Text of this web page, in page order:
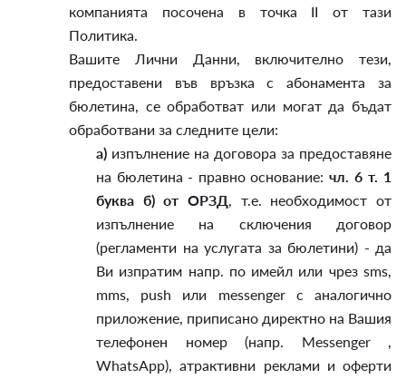
компанията посочена в точка II от тази
Политика.
Вашите Лични Данни, включително тези,
предоставени във връзка с абонамента за
бюлетина, се обработват или могат да бъдат
обработвани за следните цели:
а) изпълнение на договора за предоставяне
на бюлетина - правно основание: чл. 6 т. 1
буква б) от ОРЗД, т.е. необходимост от
изпълнение на сключения договор
(регламенти на услугата за бюлетини) - да
Ви изпратим напр. по имейл или чрез sms,
mms, push или messenger с аналогично
приложение, приписано директно на Вашия
телефонен номер (напр. Messenger ,
WhatsApp), атрактивни реклами и оферти